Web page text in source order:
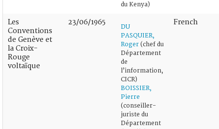
du Kenya)
Les
Conventions
de Genève et
la Croix-
Rouge
voltaïque
23/06/1965
DU
PASQUIER,
Roger (chef du
Département
de
l’information,
CICR)
BOISSIER,
Pierre
(conseiller-
juriste du
Département
French